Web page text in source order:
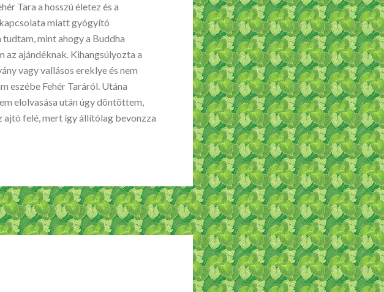
Tara a hosszú életez és a
miatt gyógyító
mint ahogy a Buddha
ajándéknak. Kihangsúlyozta a
vagy vallásos ereklye és nem
eszébe Fehér Taráról. Utána
elolvasása után úgy döntöttem,
ajtó felé, mert így állítólag bevonzza